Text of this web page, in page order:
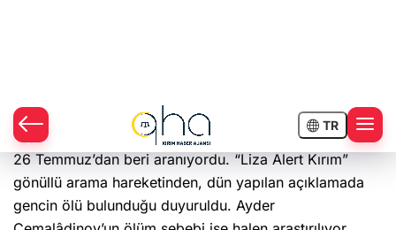
Rus işgali altındaki Kırım’ın Bahçesaray kentinde
yaşayan 23 yaşındaki Kırım Tatarı Ayder Cemalâdinov
26 Temmuz’dan beri aranıyordu. “Liza Alert Kırım”
gönüllü arama hareketinden, dün yapılan açıklamada
gencin ölü bulunduğu duyuruldu. Ayder
Cemalâdinov’un ölüm sebebi ise halen araştırılıyor.